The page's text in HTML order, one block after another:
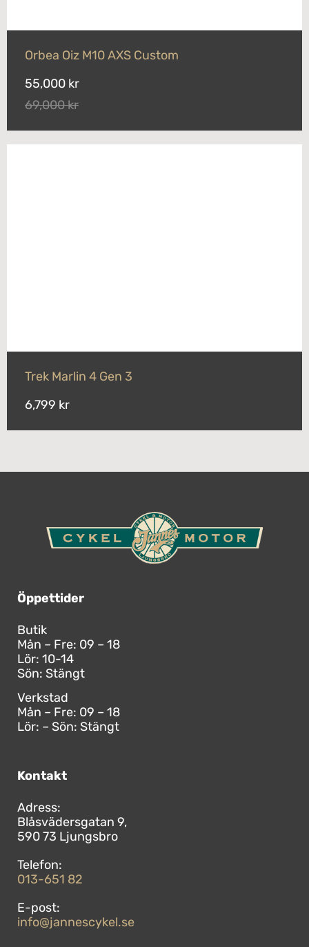
Orbea Oiz M10 AXS Custom
55,000 kr
69,000 kr
Trek Marlin 4 Gen 3
6,799 kr
Öppettider
Butik
Mån – Fre: 09 – 18
Lör: 10-14
Sön: Stängt
Verkstad
Mån – Fre: 09 – 18
Lör: – Sön: Stängt
Kontakt
Blåsvädersgatan 9,
590 73 Ljungsbro
013-651 82
info@jannescykel.se